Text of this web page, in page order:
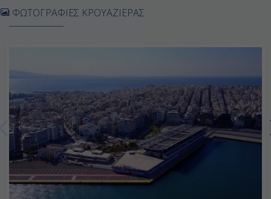
Μήλος, Ελλάδα
19:00
Σάββατο
Πειραιάς, Ελλάδα
ΦΩΤΟΓΡΑΦΙΕΣ ΚΡΟΥΑΖΙΕΡΑΣ